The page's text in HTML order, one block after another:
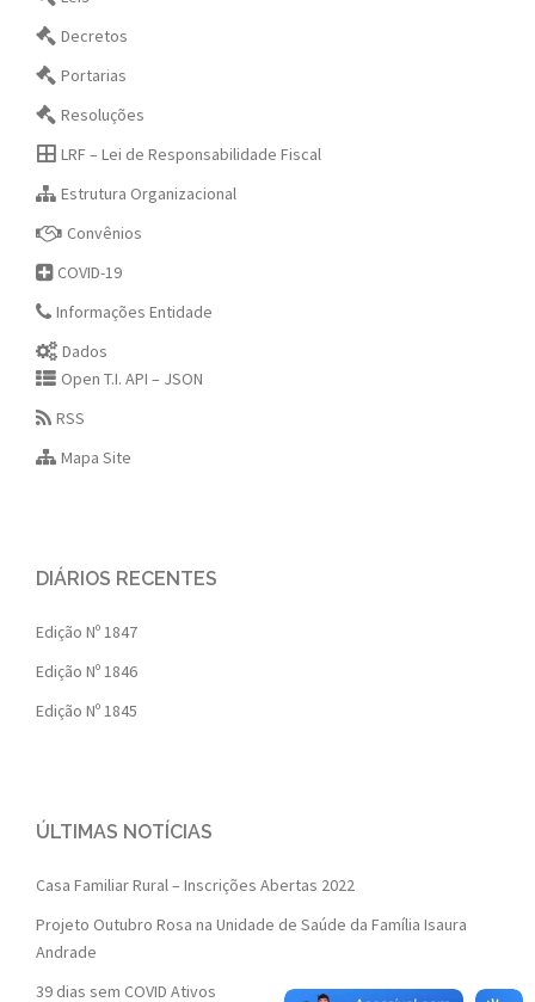
Decretos
Portarias
Resoluções
LRF – Lei de Responsabilidade Fiscal
Estrutura Organizacional
Convênios
COVID-19
Informações Entidade
Dados
Open T.I. API – JSON
RSS
Mapa Site
DIÁRIOS RECENTES
Edição Nº 1847
Edição Nº 1846
Edição Nº 1845
ÚLTIMAS NOTÍCIAS
Casa Familiar Rural – Inscrições Abertas 2022
Projeto Outubro Rosa na Unidade de Saúde da Família Isaura
Andrade
39 dias sem COVID Ativos